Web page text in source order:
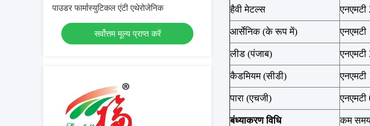
पाउडर फार्मास्युटिकल एंटी एथेरोजेनिक
सर्वोत्तम मूल्य प्राप्त करें
हैवी मेटल्स एनएमटी
आर्सेनिक (के रूप में) एनएमटी
लीड (पंजाब) एनएमटी
कैडमियम (सीडी) एनएमटी
पारा (एचजी) एनएमटी
बंध्याकरण विधि कम समय